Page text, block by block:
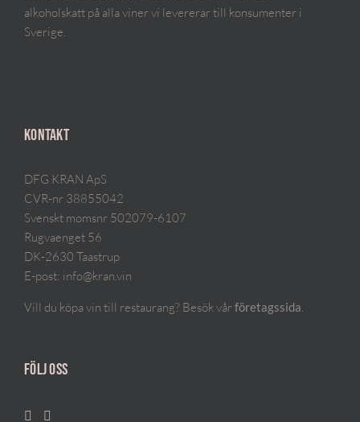
alkoholskatt på alla viner vi levererar till konsumenter i
Sverige.
KONTAKT
DFG KRAN ApS
CVR-nr 38855042
Svenskt momsnr 502079-6107
Rugvaenget 56
DK-2630 Taastrup
E-post: info@kran.vin
Vill du köpa vin till restaurang? Besök vårföretagssida
FÖLJ OSS